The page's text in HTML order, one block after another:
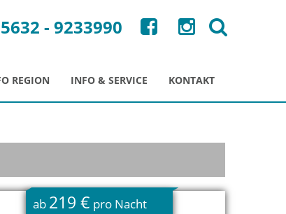
REGION INFO & SERVICE KONTAKT
- 9233990
ab 219 € pro Nacht